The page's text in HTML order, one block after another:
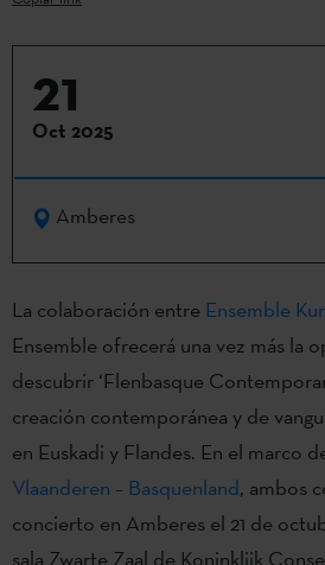
21
Oct 2025
Amberes
La colaboración entre Ensemble
Ensemble ofrecerá una vez más la
descubrir ‘Flenbasque
creación contemporánea y de
en Euskadi y Flandes. En el marco
Vlaanderen – Basquenland, ambos
concierto en Amberes el 21 de
sala Zwarte Zaal de Koninklijk